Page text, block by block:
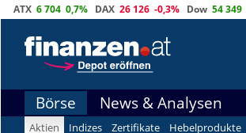
ATX 6 704 0,7% DAX 26 126 -0,3% Dow 54 349
Börse News & Analysen
Aktien Indizes Zertifikate Hebelprodukte